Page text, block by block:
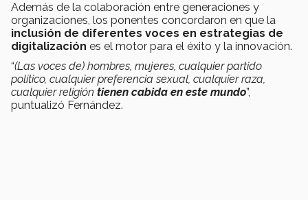
Además de la colaboración entre generaciones y
organizaciones, los ponentes concordaron en que la
inclusión de diferentes voces en estrategias de
digitalización es el motor para el éxito y la innovación.
“(Las voces de) hombres, mujeres, cualquier partido
político, cualquier preferencia sexual, cualquier raza,
cualquier religión tienen cabida en este mundo”,
puntualizó Fernández.